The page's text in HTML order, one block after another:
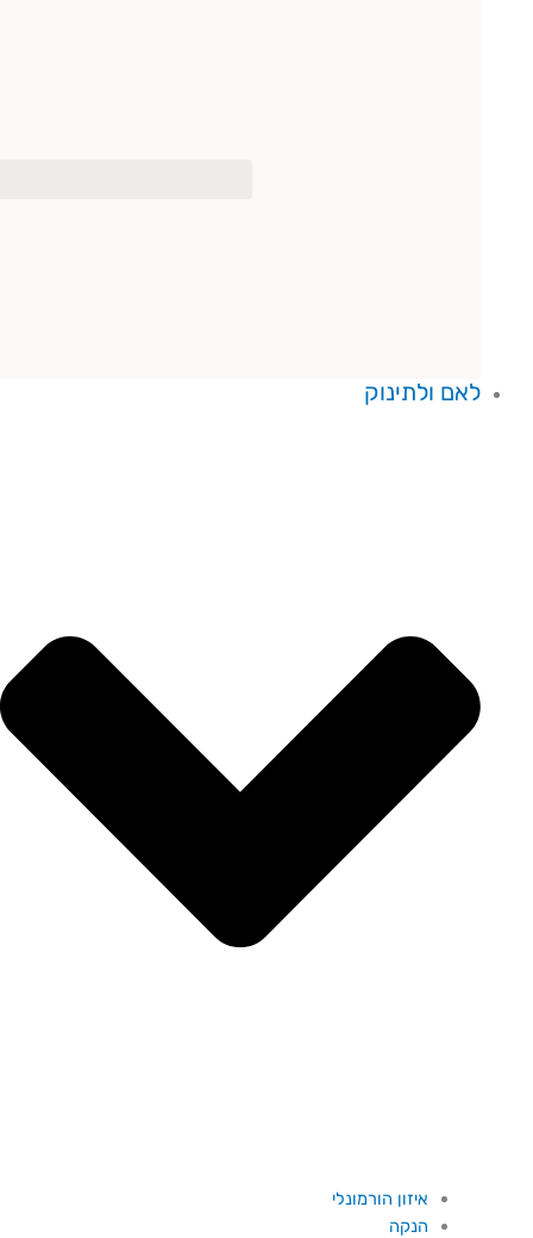
לאם ולתינוק
איזון הורמונלי
הנקה